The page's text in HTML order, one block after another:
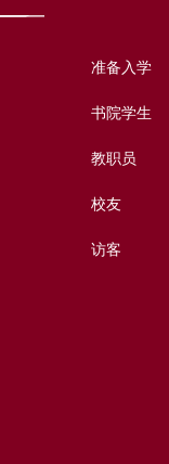
准备入学
书院学生
教职员
校友
访客